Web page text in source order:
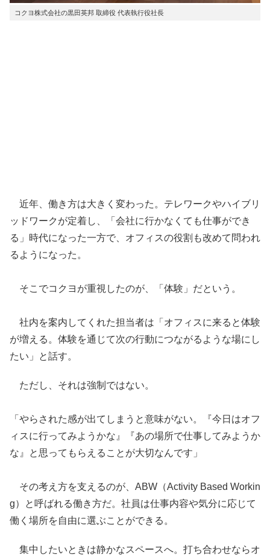
コクヨ株式会社の黒田英邦 取締役 代表執行役社長
近年、働き方は大きく変わった。テレワークやハイブリ
ッドワークが定着し、「会社に行かなくても仕事ができ
る」時代になった一方で、オフィスの役割も改めて問われ
るようになった。
そこでコクヨが重視したのが、「体験」だという。
社内を案内してくれた担当者は「オフィスに来ると体験
が増える。体験を通じて次の行動につながるような場にし
たい」と話す。
ただし、それは強制ではない。
「やらされた感が出てしまうと意味がない。『今日はオフ
ィスに行ってみようかな』『あの場所で仕事してみようか
な』と思ってもらえることが大切なんです」
その考え方を支えるのが、ABW（Activity Based Workin
g）と呼ばれる働き方だ。社員は仕事内容や気分に応じて
働く場所を自由に選ぶことができる。
集中したいときは静かなスペースへ。打ち合わせならオ